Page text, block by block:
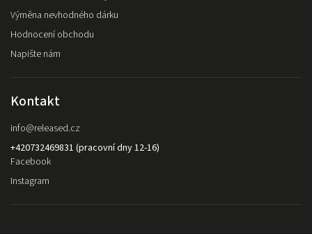
Výměna nevhodného dárku
Hodnocení obchodu
Napište nám
Kontakt
info@released.cz
+420732469831 (pracovní dny 12-16)
Facebook
Instagram